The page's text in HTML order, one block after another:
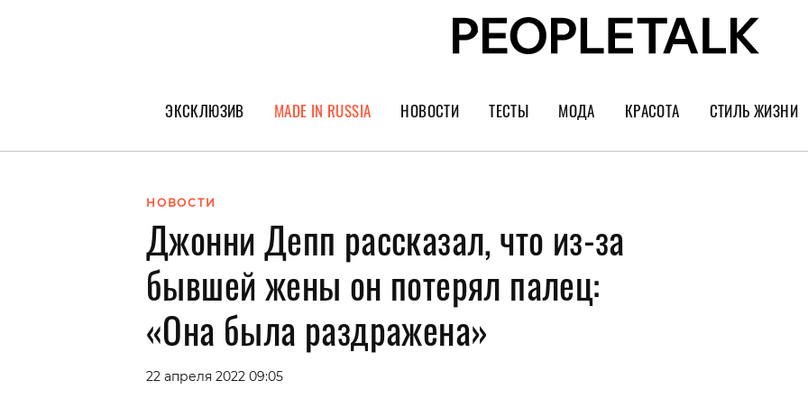
ЭКСКЛЮЗИВ
ГЕРОИ PEOPLETALK
ПОКОЛЕНИЕ
MADE IN RUSSIA НОВОСТИ ТЕСТЫ МОДА
Тренды
Украшения и часы
КРАСОТА
Уход за лицом
СТИЛЬ ЖИЗНИ
Культура
НОВОСТИ
Джонни Депп рассказал, что из-за
бывшей жены он потерял палец:
«Она была раздражена»
22 апреля 2022 09:05